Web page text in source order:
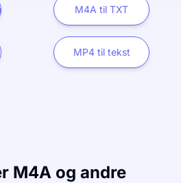
M4A til TXT
MP4 til tekst
M4A og andre